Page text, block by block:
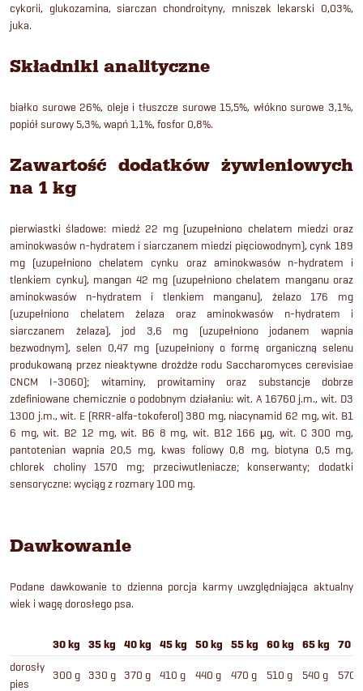
cykorii, glukozamina, siarczan chondroityny, mniszek lekarski 0,03%,
juka.
Składniki analityczne
białko surowe 26%, oleje i tłuszcze surowe 15,5%, włókno surowe 3,1%,
popiół surowy 5,3%, wapń 1,1%, fosfor 0,8%.
Zawartość dodatków żywieniowych
na 1 kg
pierwiastki śladowe: miedź 22 mg (uzupełniono chelatem miedzi oraz
aminokwasów n-hydratem i siarczanem miedzi pięciowodnym), cynk 189
mg (uzupełniono chelatem cynku oraz aminokwasów n-hydratem i
tlenkiem cynku), mangan 42 mg (uzupełniono chelatem manganu oraz
aminokwasów n-hydratem i tlenkiem manganu), żelazo 176 mg
(uzupełniono chelatem żelaza oraz aminokwasów n-hydratem i
siarczanem żelaza), jod 3,6 mg (uzupełniono jodanem wapnia
bezwodnym), selen 0,47 mg (uzupełniony o formę organiczną selenu
produkowaną przez nieaktywne drożdże rodu Saccharomyces cerevisiae
CNCM I-3060); witaminy, prowitaminy oraz substancje dobrze
zdefiniowane chemicznie o podobnym działaniu: wit. A 16760 j.m., wit. D3
1300 j.m., wit. E (RRR-alfa-tokoferol) 380 mg, niacynamid 62 mg, wit. B1
6 mg, wit. B2 12 mg, wit. B6 8 mg, wit. B12 166 µg, wit. C 300 mg,
pantotenian wapnia 20,5 mg, kwas foliowy 0,8 mg, biotyna 0,5 mg,
chlorek choliny 1570 mg; przeciwutleniacze; konserwanty; dodatki
sensoryczne: wyciąg z rozmary 100 mg.
Dawkowanie
Podane dawkowanie to dzienna porcja karmy uwzględniająca aktualny
wiek i wagę dorosłego psa.
30 kg 35 kg 40 kg 45 kg 50 kg 55 kg 60 kg 65 kg 70
dorosły
pies
300 g 330 g 370 g 410 g 440 g 470 g 510 g 540 g 570 g